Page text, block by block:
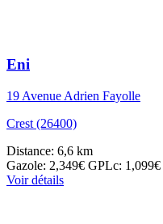
Eni
19 Avenue Adrien Fayolle
Crest (26400)
Distance: 6,6 km
Gazole: 2,349€ GPLc: 1,099€
Voir détails